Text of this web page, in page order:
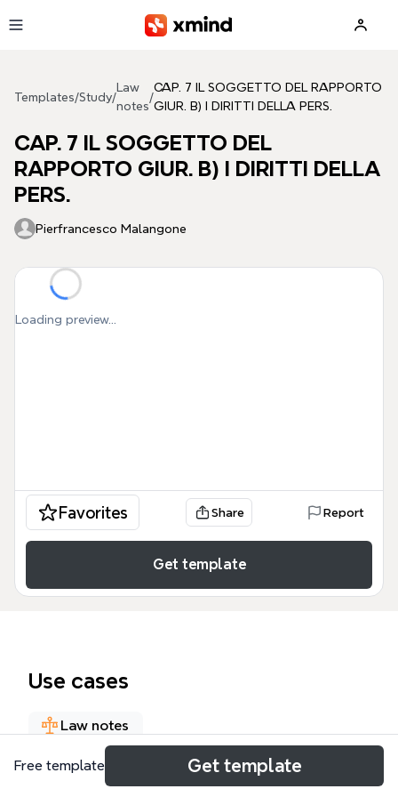
Templates/Study/
Law
notes
/
CAP. 7 IL SOGGETTO DEL RAPPORTO
GIUR. B) I DIRITTI DELLA PERS.
CAP. 7 IL SOGGETTO DEL
RAPPORTO GIUR. B) I DIRITTI DELLA
PERS.
Pierfrancesco Malangone
Loading preview...
Favorites Share Report
Get template
Use cases
Law notes
Free template Get template